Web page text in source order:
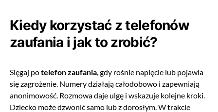
Kiedy korzystać z telefonów
zaufania i jak to zrobić?
Sięgaj potelefon zaufania , gdy rośnie napięcie lub pojawia
się zagrożenie. Numery działają całodobowo i zapewniają
anonimowość. Rozmowa daje ulgę i wskazuje kolejne kroki.
Dziecko może dzwonić samo lub z dorosłym. W trakcie